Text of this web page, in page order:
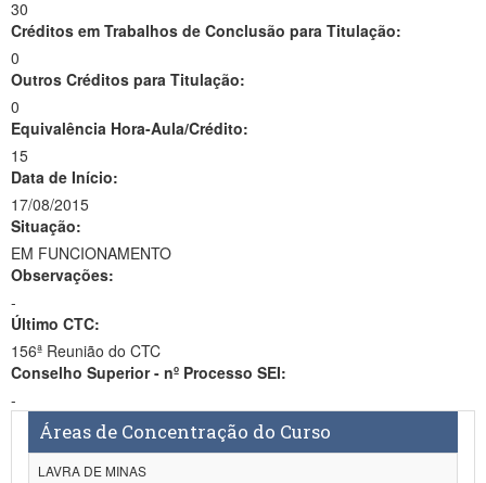
30
Créditos em Trabalhos de Conclusão para Titulação:
0
Outros Créditos para Titulação:
0
Equivalência Hora-Aula/Crédito:
15
Data de Início:
17/08/2015
Situação:
EM FUNCIONAMENTO
Observações:
-
Último CTC:
156ª Reunião do CTC
Conselho Superior - nº Processo SEI:
-
Áreas de Concentração do Curso
LAVRA DE MINAS